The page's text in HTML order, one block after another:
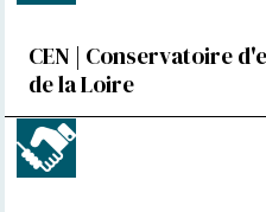
CEN | Conservatoire
de la Loire